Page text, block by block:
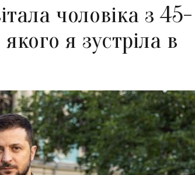
чоловіка з 45-
я зустріла в